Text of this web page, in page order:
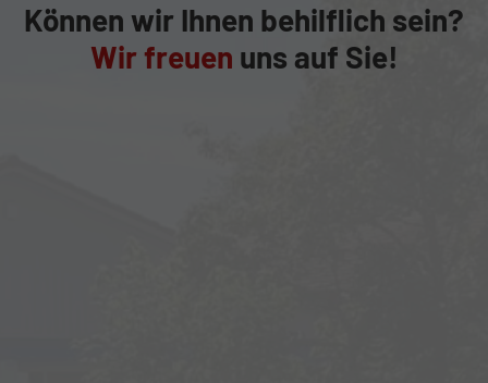
Können wir Ihnen behilflich sein?
Wir freuen uns auf Sie!